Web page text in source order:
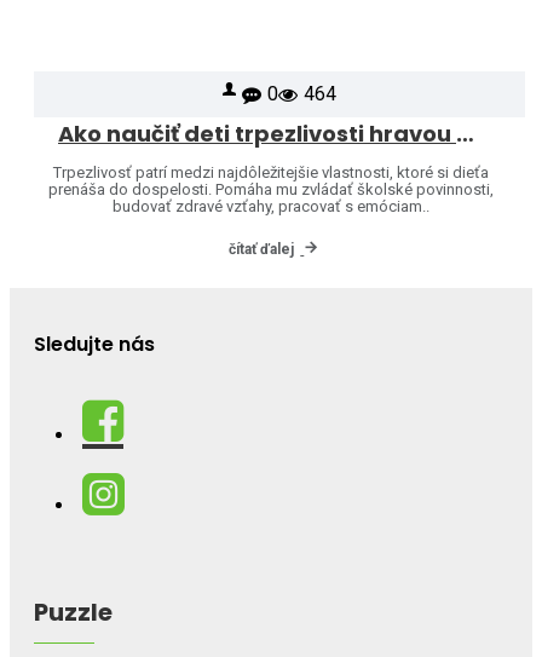
0 464
Ako naučiť deti trpezlivosti hravou formou
Trpezlivosť patrí medzi najdôležitejšie vlastnosti, ktoré si dieťa
prenáša do dospelosti. Pomáha mu zvládať školské povinnosti,
budovať zdravé vzťahy, pracovať s emóciam..
čítať ďalej
Sledujte nás
Puzzle